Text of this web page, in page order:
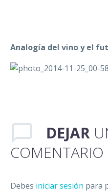
Analogía del vino y el
DEJAR
COMENTARIO
Debes iniciar sesión para